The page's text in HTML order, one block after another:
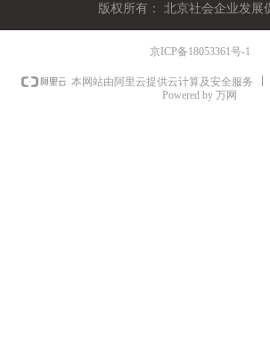
版权所有： 北京社会企业发展
京ICP备18053361号-1
本网站由阿里云提供云计算及安全服务
Powered by 万网